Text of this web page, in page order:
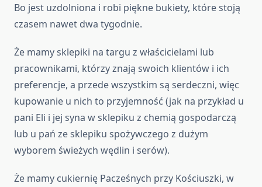
Bo jest uzdolniona i robi piękne bukiety, które stoją
czasem nawet dwa tygodnie.
Że mamy sklepiki na targu z właścicielami lub
pracownikami, którzy znają swoich klientów i ich
preferencje, a przede wszystkim są serdeczni, więc
kupowanie u nich to przyjemność (jak na przykład u
pani Eli i jej syna w sklepiku z chemią gospodarczą
lub u pań ze sklepiku spożywczego z dużym
wyborem świeżych wędlin i serów).
Że mamy cukiernię Pacześnych przy Kościuszki, w